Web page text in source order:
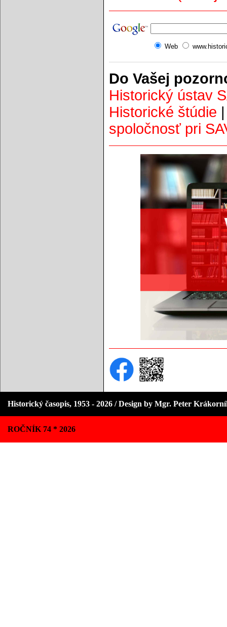
Web
Do Vašej
Historický ústav
Historické štúdie
spoločnosť pri
Historický časopis, 1953 - 2026 / Design by Mgr. Peter
ROČNÍK 74 * 2026